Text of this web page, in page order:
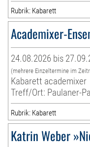
Rubrik: Kabarett
Academixer-
24.08.2026 bis
(mehrere Einzeltermine im
Kabarett academixer
Treff/Ort: Paulaner-
Rubrik: Kabarett
Katrin Weber